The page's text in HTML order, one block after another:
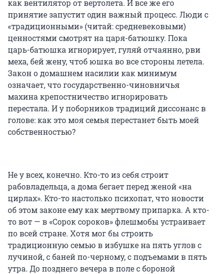
как вентилятор от вертолета. И все же его
принятие запустит один важный процесс. Люди с
«традиционными» (читай: средневековыми)
ценностями смотрят на царя-батюшку. Пока
царь-батюшка игнорирует, гуляй отчаянно, рви
меха, бей жену, чтоб юшка во все стороны летела.
Закон о домашнем насилии как минимум
означает, что государственно-чиновничья
махина крепостничество игнорировать
перестала. И у поборников традиций диссонанс в
голове: как это моя семья перестанет быть моей
собственностью?
Не у всех, конечно. Кто-то из себя строит
рабовладельца, а дома бегает перед женой «на
цирлах». Кто-то настолько психопат, что новости
об этом законе ему как мертвому припарка. А кто-
то вот — в «Сорок сороков» флешмобы устраивает
по всей стране. Хотя мог бы строить
традиционную семью в избушке на пять углов с
лучиной, с баней по-черному, с подъемами в пять
утра. До позднего вечера в поле с бороной